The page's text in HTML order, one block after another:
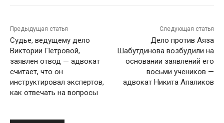
Предыдущая статья
Судье, ведущему дело
Виктории Петровой,
заявлен отвод — адвокат
считает, что он
инструктировал экспертов,
как отвечать на вопросы
Следующая статья
Дело против Аяза
Шабутдинова возбудили на
основании заявлений его
восьми учеников —
адвокат Никита Апаликов